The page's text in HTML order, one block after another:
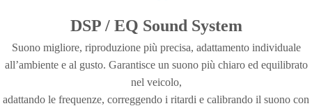
DSP / EQ Sound System
Suono migliore, riproduzione più precisa, adattamento individuale
all’ambiente e al gusto. Garantisce un suono più chiaro ed equilibrato
nel veicolo,
adattando le frequenze, correggendo i ritardi e calibrando il suono con